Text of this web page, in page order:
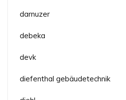
darnuzer
debeka
devk
diefenthal gebäudetechnik